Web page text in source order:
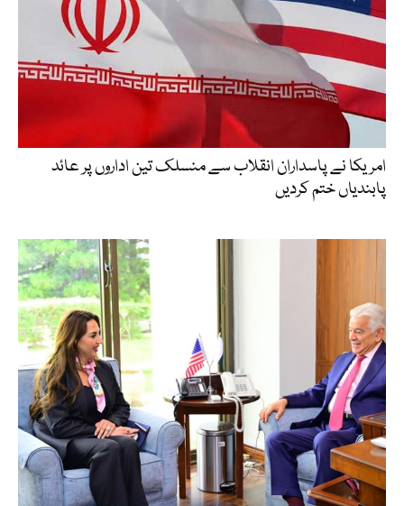
امریکا نے پاسداران انقلاب سے منسلک تین اداروں پر عائد
پابندیاں ختم کردیں